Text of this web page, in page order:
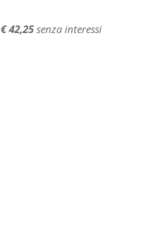
€ 42,25senza interessi